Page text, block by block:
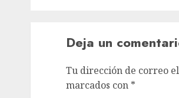
Deja un
Tu dirección de correo
marcados con *